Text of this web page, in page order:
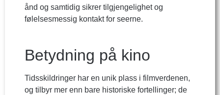
ånd og samtidig sikrer tilgjengelighet og
følelsesmessig kontakt for seerne.
Betydning på kino
Tidsskildringer har en unik plass i filmverdenen,
og tilbyr mer enn bare historiske fortellinger; de